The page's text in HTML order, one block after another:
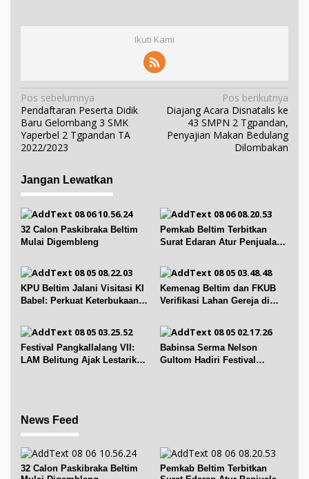
Ikuti Kami
N
a
v
i
a
s
i
p
o
s
Pos sebelumnya
Pendaftaran Peserta Didik
Baru Gelombang 3 SMK
Yaperbel 2 Tgpandan TA
2022/2023
Pos berikutnya
Diajang Acara Disnatalis ke
43 SMPN 2 Tgpandan,
Penyajian Makan Bedulang
Dilombakan
Jangan Lewatkan
32 Calon Paskibraka Beltim
Mulai Digembleng
Pemkab Beltim Terbitkan
Surat Edaran Atur Penjualan
KPU Beltim Jalani Visitasi KI
Babel: Perkuat Keterbukaan
Kemenag Beltim dan FKUB
Verifikasi Lahan Gereja di
Festival Pangkallalang VII:
LAM Belitung Ajak Lestarikan
Babinsa Serma Nelson
Gultom Hadiri Festival
News Feed
32 Calon Paskibraka Beltim
Pemkab Beltim Terbitkan